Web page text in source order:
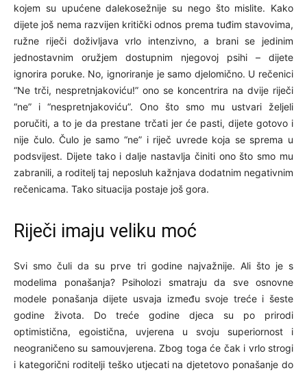
kojem su upućene dalekosežnije su nego što mislite. Kako
dijete još nema razvijen kritički odnos prema tuđim stavovima,
ružne riječi doživljava vrlo intenzivno, a brani se jedinim
jednostavnim oružjem dostupnim njegovoj psihi – dijete
ignorira poruke. No, ignoriranje je samo djelomično. U rečenici
“Ne trči, nespretnjakoviću!” ono se koncentrira na dvije riječi
“ne” i “nespretnjakoviću”. Ono što smo mu ustvari željeli
poručiti, a to je da prestane trčati jer će pasti, dijete gotovo i
nije čulo. Čulo je samo “ne” i riječ uvrede koja se sprema u
podsvijest. Dijete tako i dalje nastavlja činiti ono što smo mu
zabranili, a roditelj taj neposluh kažnjava dodatnim negativnim
rečenicama. Tako situacija postaje još gora.
Riječi imaju veliku moć
Svi smo čuli da su prve tri godine najvažnije. Ali što je s
modelima ponašanja? Psiholozi smatraju da sve osnovne
modele ponašanja dijete usvaja između svoje treće i šeste
godine života. Do treće godine djeca su po prirodi
optimistična, egoistična, uvjerena u svoju superiornost i
neograničeno su samouvjerena. Zbog toga će čak i vrlo strogi
i kategorični roditelji teško utjecati na djetetovo ponašanje do